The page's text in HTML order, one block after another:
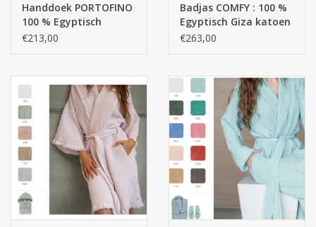
Handdoek PORTOFINO
100 % Egyptisch
katoen - Giza 70 Extra
€213,00
Badjas COMFY : 100 %
Egyptisch Giza katoen
- Extra lange draden /
€263,00